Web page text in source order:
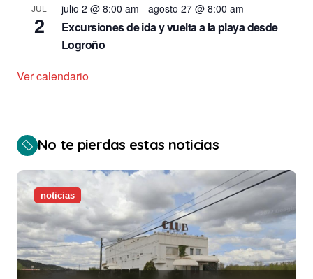
JUL
2
julio 2 @ 8:00 am - agosto 27 @ 8:00 am
Excursiones de ida y vuelta a la playa desde
Logroño
Ver calendario
No te pierdas estas noticias
noticias